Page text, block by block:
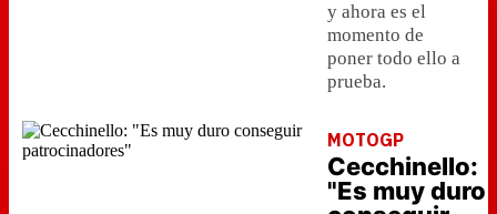
y ahora es el
momento de
poner todo ello a
prueba.
MOTOGP
Cecchinello:
"Es muy duro